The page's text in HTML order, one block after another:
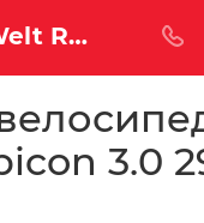
Купить Welt Rubicon 3.0 29 2019 за рублей, а со скидкой
3.0